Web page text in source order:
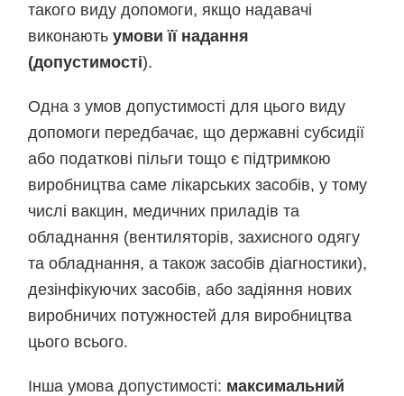
такого виду допомоги, якщо надавачі
виконаютьумови її надання
(допустимості).
Одна з умов допустимості для цього виду
допомоги передбачає, що державні субсидії
або податкові пільги тощо є підтримкою
виробництва саме лікарських засобів, у тому
числі вакцин, медичних приладів та
обладнання (вентиляторів, захисного одягу
та обладнання, а також засобів діагностики),
дезінфікуючих засобів, або задіяння нових
виробничих потужностей для виробництва
цього всього.
Інша умова допустимості: максимальний